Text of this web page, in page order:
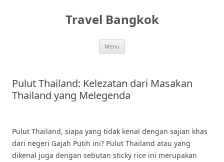
Travel Bangkok
Menu
Pulut Thailand: Kelezatan dari Masakan
Thailand yang Melegenda
Pulut Thailand, siapa yang tidak kenal dengan sajian khas
dari negeri Gajah Putih ini? Pulut Thailand atau yang
dikenal juga dengan sebutan sticky rice ini merupakan